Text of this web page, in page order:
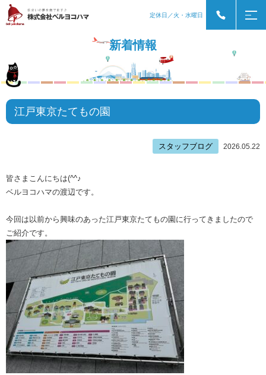
定休日／火・水曜日
新着情報
江戸東京たてもの園
スタッフブログ 2026.05.22
皆さまこんにちは(^^♪
ベルヨコハマの渡辺です。
今回は以前から興味のあった江戸東京たてもの園に行ってきましたので
ご紹介です。